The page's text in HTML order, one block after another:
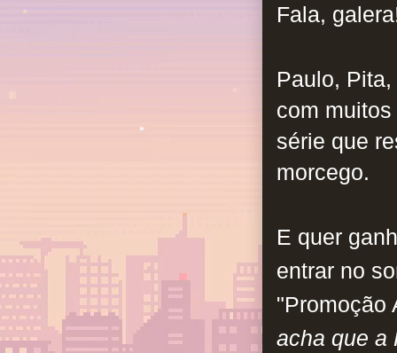
Fala,
Paulo,
com
série que
morcego.
E quer
entrar no
"Promoção
acha que a